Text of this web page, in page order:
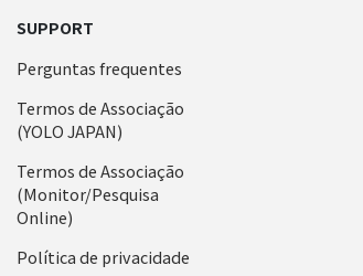
SUPPORT
Perguntas frequentes
Termos de Associação
(YOLO JAPAN)
Termos de Associação
(Monitor/Pesquisa
Online)
Política de privacidade